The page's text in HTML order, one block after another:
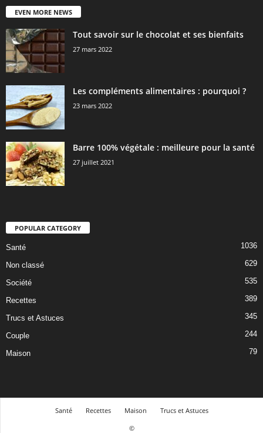
EVEN MORE NEWS
Tout savoir sur le chocolat et ses bienfaits
27 mars 2022
Les compléments alimentaires : pourquoi ?
23 mars 2022
Barre 100% végétale : meilleure pour la santé
27 juillet 2021
POPULAR CATEGORY
Santé 1036
Non classé 629
Société 535
Recettes 389
Trucs et Astuces 345
Couple 244
Maison 79
Santé Recettes Maison
Trucs et Astuces
©